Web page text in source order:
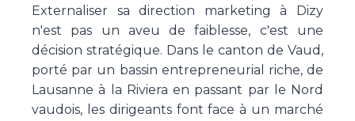
Externaliser sa direction marketing à Dizy
n'est pas un aveu de faiblesse, c'est une
décision stratégique. Dans le canton de Vaud,
porté par un bassin entrepreneurial riche, de
Lausanne à la Riviera en passant par le Nord
vaudois, les dirigeants font face à un marché